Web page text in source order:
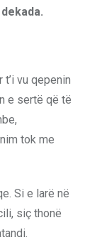
vu qepenin
e sertë që të
tok me
Si e larë në
siç thonë